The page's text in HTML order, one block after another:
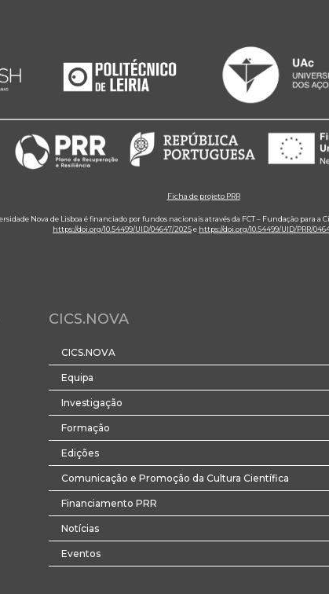
Ficha de projeto PRR
Nova de Lisboa é financiado por fundos nacionais através da FCT – Fundação para a
https://doi.org/10.54499/UID/04647/2025e https://doi.org/10.54499/UID/PRR/
CICS.NOVA
CICS.NOVA
Equipa
Investigação
Formação
Edições
Comunicação e Promoção da Cultura Científica
Financiamento PRR
Notícias
Eventos